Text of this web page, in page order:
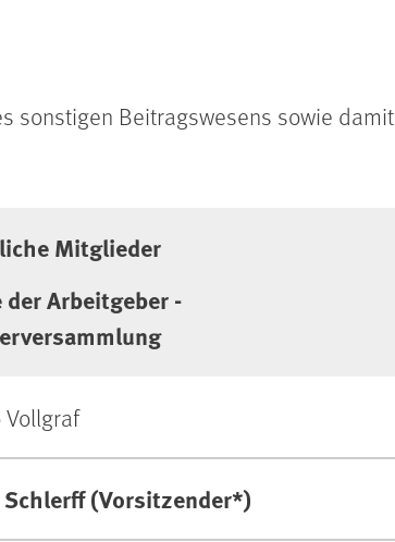
sonstigen Beitragswesens sowie damit
Mitglieder
der Arbeitgeber -
Vollgraf
Schlerff (Vorsitzender*)